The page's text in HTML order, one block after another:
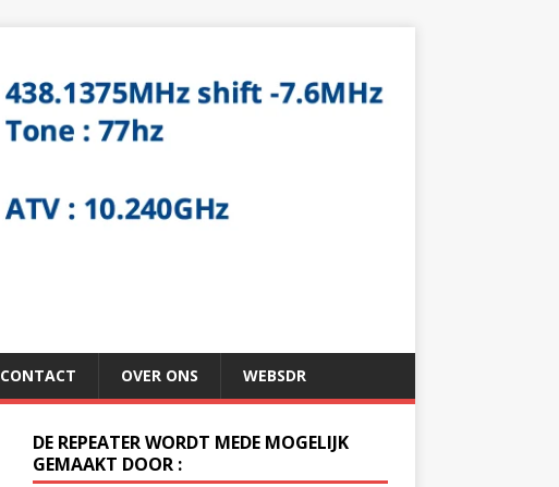
CONTACT OVER ONS WEBSDR
DE REPEATER WORDT MEDE MOGELIJK
GEMAAKT DOOR :